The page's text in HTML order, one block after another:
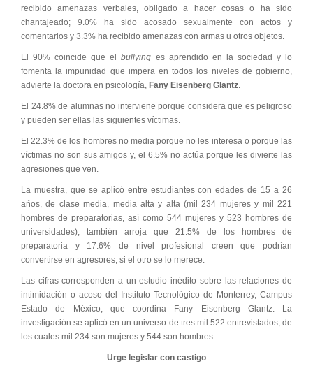
recibido amenazas verbales, obligado a hacer cosas o ha sido
chantajeado; 9.0% ha sido acosado sexualmente con actos y
comentarios y 3.3% ha recibido amenazas con armas u otros objetos.
El 90% coincide que elbullying es aprendido en la sociedad y lo
fomenta la impunidad que impera en todos los niveles de gobierno,
advierte la doctora en psicología, Fany Eisenberg Glantz
El 24.8% de alumnas no interviene porque considera que es peligroso
y pueden ser ellas las siguientes víctimas.
El 22.3% de los hombres no media porque no les interesa o porque las
víctimas no son sus amigos y, el 6.5% no actúa porque les divierte las
agresiones que ven.
La muestra, que se aplicó entre estudiantes con edades de 15 a 26
años, de clase media, media alta y alta (mil 234 mujeres y mil 221
hombres de preparatorias, así como 544 mujeres y 523 hombres de
universidades), también arroja que 21.5% de los hombres de
preparatoria y 17.6% de nivel profesional creen que podrían
convertirse en agresores, si el otro se lo merece.
Las cifras corresponden a un estudio inédito sobre las relaciones de
intimidación o acoso del Instituto Tecnológico de Monterrey, Campus
Estado de México, que coordina Fany Eisenberg Glantz. La
investigación se aplicó en un universo de tres mil 522 entrevistados, de
los cuales mil 234 son mujeres y 544 son hombres.
Urge legislar con castigo